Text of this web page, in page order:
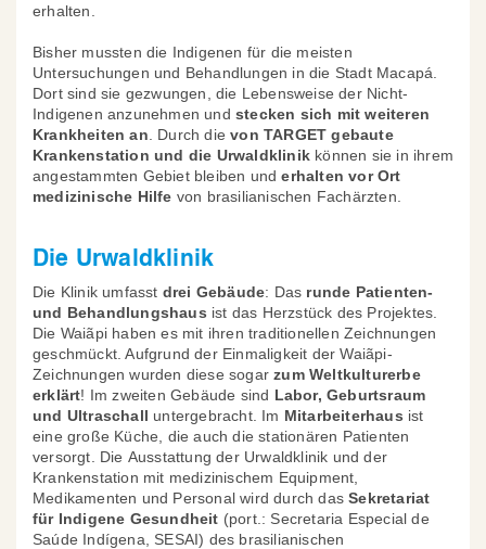
erhalten.
Bisher mussten die Indigenen für die meisten
Untersuchungen und Behandlungen in die Stadt Macapá.
Dort sind sie gezwungen, die Lebensweise der Nicht-
Indigenen anzunehmen und stecken sich mit weiteren
Krankheiten an . Durch dievon TARGET gebaute
Krankenstation und die Urwaldklinik können sie in ihrem
angestammten Gebiet bleiben und erhalten vor Ort
medizinische Hilfe von brasilianischen Fachärzten.
Die Urwaldklinik
Die Klinik umfasst drei Gebäude: Das runde Patienten-
und Behandlungshaus ist das Herzstück des Projektes.
Die Waiãpi haben es mit ihren traditionellen Zeichnungen
geschmückt. Aufgrund der Einmaligkeit der Waiãpi-
Zeichnungen wurden diese sogarzum Weltkulturerbe
erklärt! Im zweiten Gebäude sind Labor, Geburtsraum
und Ultraschall untergebracht. Im Mitarbeiterhaus ist
eine große Küche, die auch die stationären Patienten
versorgt. Die Ausstattung der Urwaldklinik und der
Krankenstation mit medizinischem Equipment,
Medikamenten und Personal wird durch dasSekretariat
für Indigene Gesundheit (port.: Secretaria Especial de
Saúde Indígena, SESAI) des brasilianischen